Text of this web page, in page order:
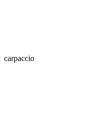
carpaccio